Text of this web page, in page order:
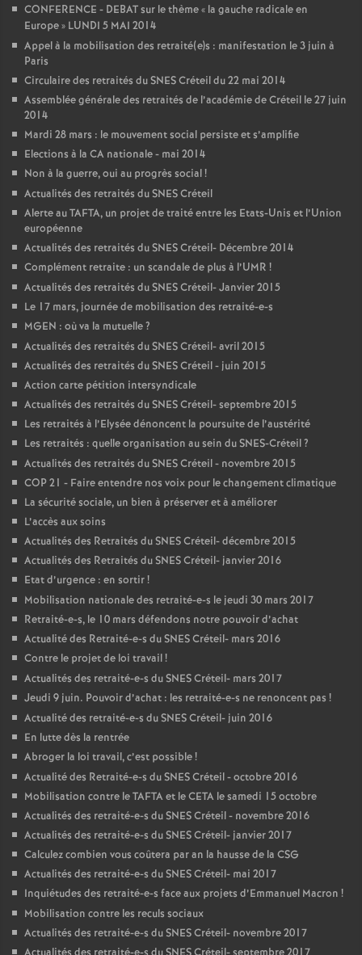
CONFERENCE - DEBATsur le thème « la gauche radicale en
Europe» LUNDI 5 MAI 2014
Appel à la mobilisation des retraité(e)s : manifestation le 3 juin à
Paris
Circulaire des retraités duSNESCréteil du 22 mai 2014
Assemblée générale des retraités de l’académie de Créteil le 27 juin
2014
Mardi 28 mars : le mouvement social persiste et s’amplifie
Elections à la CA nationale - mai 2014
Non à la guerre, oui au progrès social!
Actualités des retraités duSNESCréteil
Alerte auTAFTA, un projet de traité entre les Etats-Unis et l’Union
européenne
Actualités des retraités duSNESCréteil- Décembre 2014
Complément retraite : un scandale de plus à l’UMR !
Actualités des retraités duSNESCréteil- Janvier 2015
Le 17 mars, journée de mobilisation des retraité-e-s
MGEN : où va la mutuelle?
Actualités des retraités duSNESCréteil- avril 2015
Actualités des retraités duSNESCréteil - juin 2015
Action carte pétition intersyndicale
Actualités des retraités duSNESCréteil- septembre 2015
Les retraités à l’Elysée dénoncent la poursuite de l’austérité
Les retraités : quelle organisation au sein duSNES-Créteil?
Actualités des retraités duSNESCréteil - novembre 2015
COP21 - Faire entendre nos voix pour le changement climatique
La sécurité sociale, un bien à préserver et à améliorer
L’accès aux soins
Actualités des Retraités duSNESCréteil- décembre 2015
Actualités des Retraités duSNESCréteil- janvier 2016
Etat d’urgence : en sortir!
Mobilisation nationale des retraité-e-s le jeudi 30 mars 2017
Retraité-e-s, le 10 mars défendons notre pouvoir d’achat
Actualité des Retraité-e-s duSNESCréteil- mars 2016
Contre le projet de loi travail!
Actualités des retraité-e-s duSNESCréteil- mars 2017
Jeudi 9 juin. Pouvoir d’achat : les retraité-e-s ne renoncent pas !
Actualité des retraité-e-s duSNESCréteil- juin 2016
En lutte dès la rentrée
Abroger la loi travail, c’est possible!
Actualité des Retraité-e-s duSNESCréteil - octobre 2016
Mobilisation contre leTAFTAet leCETA le samedi 15 octobre
Actualités des retraité-e-s duSNESCréteil - novembre 2016
Actualités des retraité-e-s duSNESCréteil- janvier 2017
Calculez combien vous coûtera par an la hausse de la CSG
Actualités des retraité-e-s duSNESCréteil- mai 2017
Inquiétudes des retraité-e-s face aux projets d’Emmanuel Macron !
Mobilisation contre les reculs sociaux
Actualités des retraité-e-s duSNESCréteil- novembre 2017